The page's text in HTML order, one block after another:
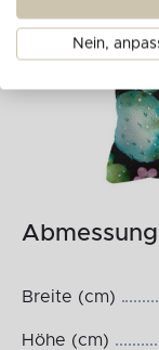
Breite (cm)
Höhe (cm)
Nein,